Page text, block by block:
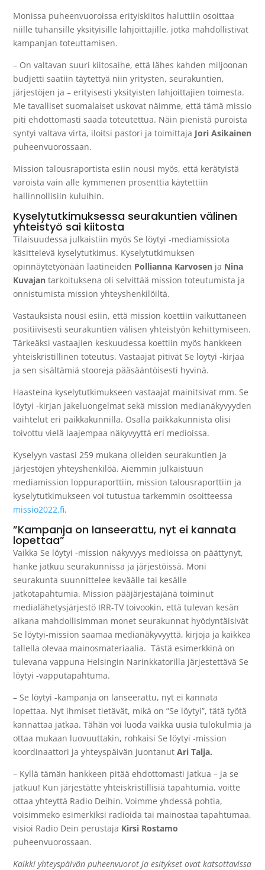
Monissa puheenvuoroissa erityiskiitos haluttiin osoittaa
niille tuhansille yksityisille lahjoittajille, jotka mahdollistivat
kampanjan toteuttamisen.
– On valtavan suuri kiitosaihe, että lähes kahden miljoonan
budjetti saatiin täytettyä niin yritysten, seurakuntien,
järjestöjen ja – erityisesti yksityisten lahjoittajien toimesta.
Me tavalliset suomalaiset uskovat näimme, että tämä missio
piti ehdottomasti saada toteutettua. Näin pienistä puroista
syntyi valtava virta, iloitsi pastori ja toimittaja Jori Asikainen
puheenvuorossaan.
Mission talousraportista esiin nousi myös, että kerätyistä
varoista vain alle kymmenen prosenttia käytettiin
hallinnollisiin kuluihin.
Kyselytutkimuksessa seurakuntien välinen
yhteistyö sai kiitosta
Tilaisuudessa julkaistiin myös Se löytyi -mediamissiota
käsittelevä kyselytutkimus. Kyselytutkimuksen
opinnäytetyönään laatineiden Pollianna Karvosen ja Nina
Kuvajan tarkoituksena oli selvittää mission toteutumista ja
onnistumista mission yhteyshenkilöiltä.
Vastauksista nousi esiin, että mission koettiin vaikuttaneen
positiivisesti seurakuntien välisen yhteistyön kehittymiseen.
Tärkeäksi vastaajien keskuudessa koettiin myös hankkeen
yhteiskristillinen toteutus. Vastaajat pitivät Se löytyi -kirjaa
ja sen sisältämiä stooreja pääsääntöisesti hyvinä.
Haasteina kyselytutkimukseen vastaajat mainitsivat mm. Se
löytyi -kirjan jakeluongelmat sekä mission medianäkyvyyden
vaihtelut eri paikkakunnilla. Osalla paikkakunnista olisi
toivottu vielä laajempaa näkyvyyttä eri medioissa.
Kyselyyn vastasi 259 mukana olleiden seurakuntien ja
järjestöjen yhteyshenkilöä. Aiemmin julkaistuun
mediamission loppuraporttiin, mission talousraporttiin ja
kyselytutkimukseen voi tutustua tarkemmin osoitteessa
missio2022.fi.
”Kampanja on lanseerattu, nyt ei kannata
lopettaa”
Vaikka Se löytyi -mission näkyvyys medioissa on päättynyt,
hanke jatkuu seurakunnissa ja järjestöissä. Moni
seurakunta suunnittelee keväälle tai kesälle
jatkotapahtumia. Mission pääjärjestäjänä toiminut
medialähetysjärjestö IRR-TV toivookin, että tulevan kesän
aikana mahdollisimman monet seurakunnat hyödyntäisivät
Se löytyi-mission saamaa medianäkyvyyttä, kirjoja ja kaikkea
tallella olevaa mainosmateriaalia. Tästä esimerkkinä on
tulevana vappuna Helsingin Narinkkatorilla järjestettävä Se
löytyi -vapputapahtuma.
– Se löytyi -kampanja on lanseerattu, nyt ei kannata
lopettaa. Nyt ihmiset tietävät, mikä on ”Se löytyi”, tätä työtä
kannattaa jatkaa. Tähän voi luoda vaikka uusia tulokulmia ja
ottaa mukaan luovuuttakin, rohkaisi Se löytyi -mission
koordinaattori ja yhteyspäivän juontanutAri Talja.
– Kyllä tämän hankkeen pitää ehdottomasti jatkua – ja se
jatkuu! Kun järjestätte yhteiskristillisiä tapahtumia, voitte
ottaa yhteyttä Radio Deihin. Voimme yhdessä pohtia,
voisimmeko esimerkiksi radioida tai mainostaa tapahtumaa,
visioi Radio Dein perustaja Kirsi Rostamo
puheenvuorossaan.
Kaikki yhteyspäivän puheenvuorot ja esitykset ovat katsottavissa